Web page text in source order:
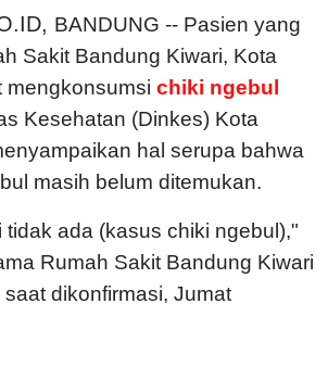
BANDUNG -- Pasien yang
Sakit Bandung Kiwari, Kota
mengkonsumsi chiki ngebul
Kesehatan (Dinkes) Kota
hal serupa bahwa
masih belum ditemukan.
tidak ada (kasus chiki ngebul),"
Rumah Sakit Bandung Kiwari
dikonfirmasi, Jumat